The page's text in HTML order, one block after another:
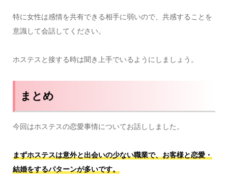
特に女性は感情を共有できる相手に弱いので、共感することを
意識して会話してください。
ホステスと接する時は聞き上手でいるようにしましょう。
まとめ
今回はホステスの恋愛事情についてお話ししました。
まずホステスは意外と出会いの少ない職業で、お客様と恋愛・
結婚をするパターンが多いです。